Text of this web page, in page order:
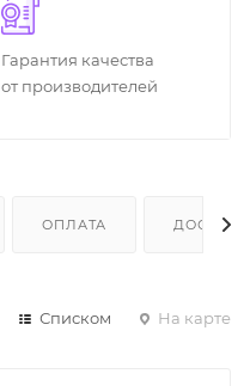
Гарантия качества
от производителей
ОПЛАТА
Списком На карте